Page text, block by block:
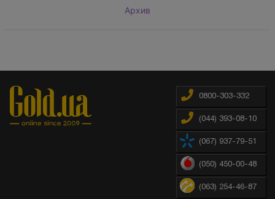
Архив
0800-303-332
(044) 393-08-10
(067) 937-79-51
(050) 450-00-48
(063) 254-46-87